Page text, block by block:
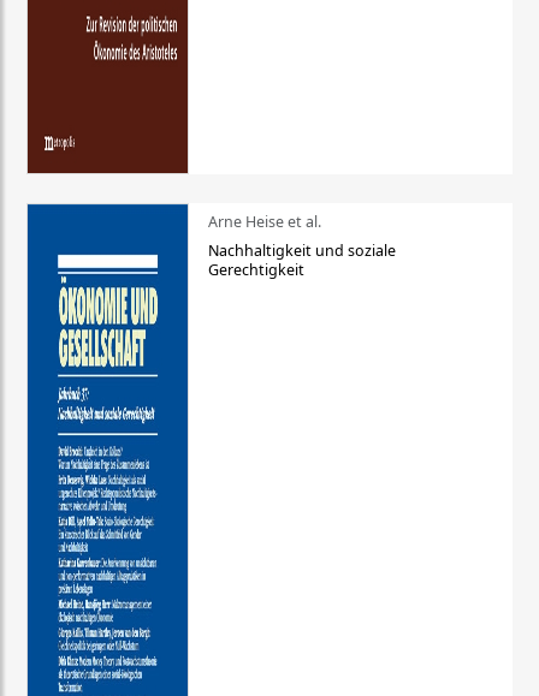
Arne Heise et al.
Nachhaltigkeit und soziale
Gerechtigkeit